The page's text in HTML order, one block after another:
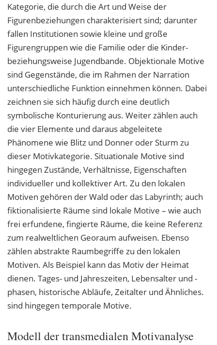
Kategorie, die durch die Art und Weise der
Figurenbeziehungen charakterisiert sind; darunter
fallen Institutionen sowie kleine und große
Figurengruppen wie die Familie oder die Kinder-
beziehungsweise Jugendbande. Objektionale Motive
sind Gegenstände, die im Rahmen der Narration
unterschiedliche Funktion einnehmen können. Dabei
zeichnen sie sich häufig durch eine deutlich
symbolische Konturierung aus. Weiter zählen auch
die vier Elemente und daraus abgeleitete
Phänomene wie Blitz und Donner oder Sturm zu
dieser Motivkategorie. Situationale Motive sind
hingegen Zustände, Verhältnisse, Eigenschaften
individueller und kollektiver Art. Zu den lokalen
Motiven gehören der Wald oder das Labyrinth; auch
fiktionalisierte Räume sind lokale Motive – wie auch
frei erfundene, fingierte Räume, die keine Referenz
zum realweltlichen Georaum aufweisen. Ebenso
zählen abstrakte Raumbegriffe zu den lokalen
Motiven. Als Beispiel kann das Motiv der Heimat
dienen. Tages- und Jahreszeiten, Lebensalter und -
phasen, historische Abläufe, Zeitalter und Ähnliches.
sind hingegen temporale Motive.
Modell der transmedialen Motivanalyse